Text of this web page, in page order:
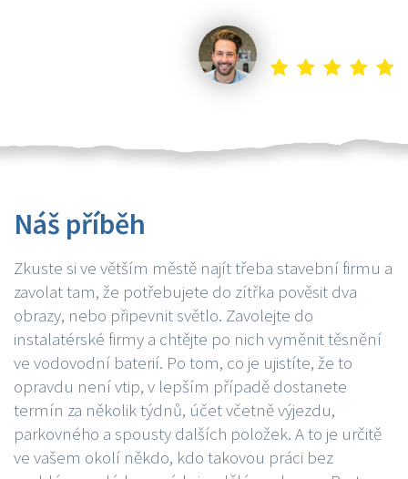
Náš příběh
Zkuste si ve větším městě najít třeba stavební firmu a
zavolat tam, že potřebujete do zítřka pověsit dva
obrazy, nebo připevnit světlo. Zavolejte do
instalatérské firmy a chtějte po nich vyměnit těsnění
ve vodovodní baterií. Po tom, co je ujistíte, že to
opravdu není vtip, v lepším případě dostanete
termín za několik týdnů, účet včetně výjezdu,
parkovného a spousty dalších položek. A to je určitě
ve vašem okolí někdo, kdo takovou práci bez